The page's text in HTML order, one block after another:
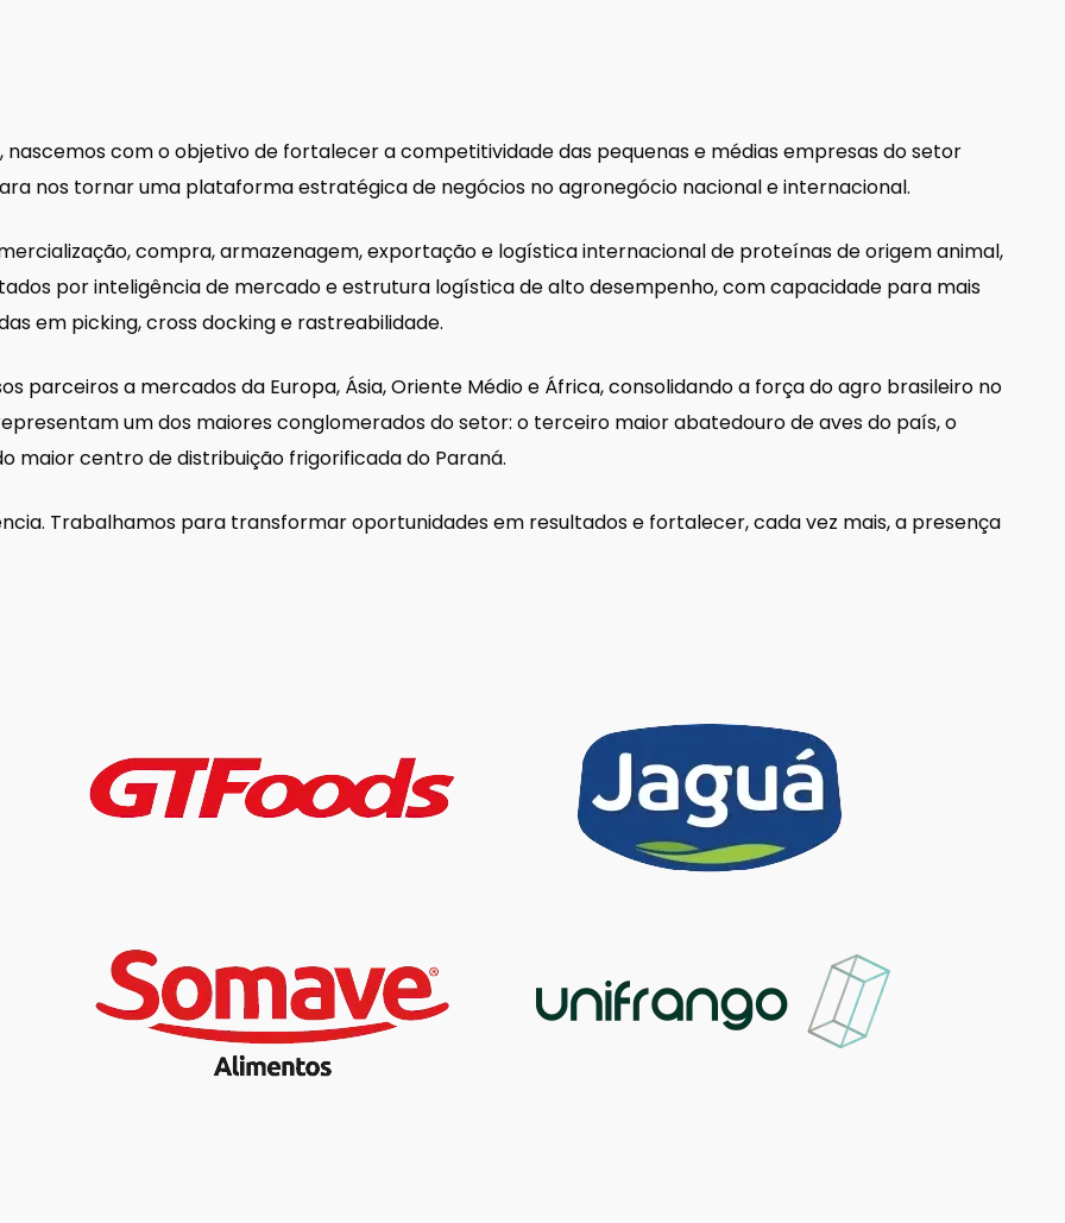
nascemos com o objetivo de fortalecer a competitividade das pequenas e médias empresas do setor
nos tornar uma plataforma estratégica de negócios no agronegócio nacional e internacional.
compra, armazenagem, exportação e logística internacional de proteínas de origem animal,
por inteligência de mercado e estrutura logística de alto desempenho, com capacidade para mais
em picking, cross docking e rastreabilidade.
parceiros a mercados da Europa, Ásia, Oriente Médio e África, consolidando a força do agro brasileiro no
um dos maiores conglomerados do setor: o terceiro maior abatedouro de aves do país, o
maior centro de distribuição frigorificada do Paraná.
Trabalhamos para transformar oportunidades em resultados e fortalecer, cada vez mais, a presença